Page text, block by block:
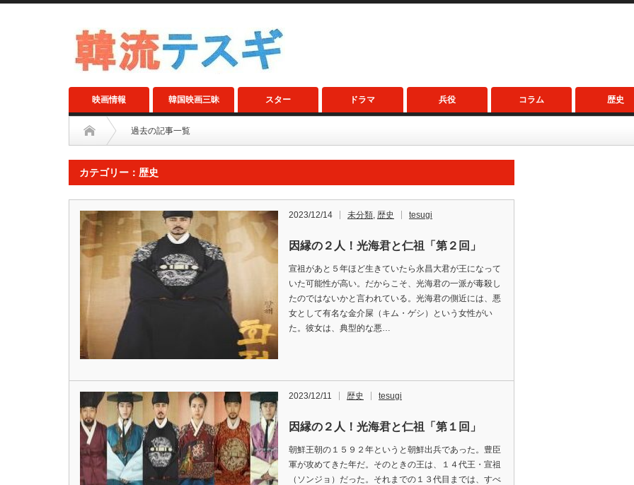
映画情報 韓国映画三昧 スター ドラマ 兵役 コラム 歴史
過去の記事一覧
カテゴリー：歴史
2023/12/14 未分類, 歴史 tesugi
因縁の２人！光海君と仁祖「第２回」
宣祖があと５年ほど生きていたら永昌大君が王になって
いた可能性が高い。だからこそ、光海君の一派が毒殺し
たのではないかと言われている。光海君の側近には、悪
女として有名な金介屎（キム・ゲシ）という女性がい
た。彼女は、典型的な悪…
2023/12/11 歴史 tesugi
因縁の２人！光海君と仁祖「第１回」
朝鮮王朝の１５９２年というと朝鮮出兵であった。豊臣
軍が攻めてきた年だ。そのときの王は、１４代王・宣祖
（ソンジョ）だった。それまでの１３代目までは、すべ